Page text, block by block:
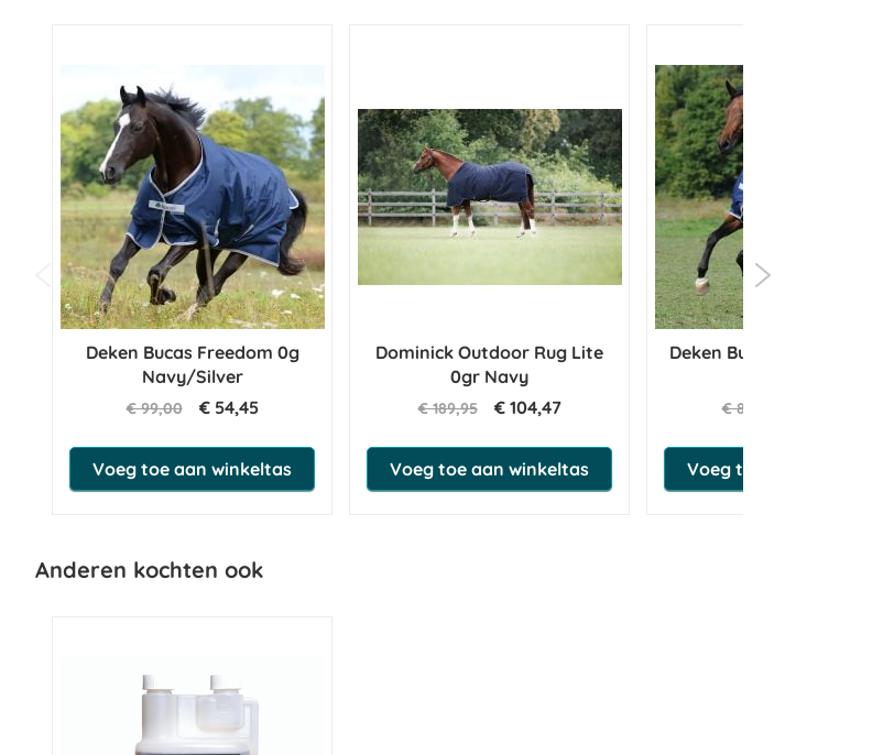
Deken Bucas Freedom 0g
Navy/Silver
€ 99,00 € 54,45
Voeg toe aan winkeltas
Dominick Outdoor Rug Lite
0gr Navy
€ 189,95 € 104,47
Voeg toe aan winkeltas
Deken Bucas Pony Freedom
€ 84,95
Voeg toe aan winkeltas
Anderen kochten ook